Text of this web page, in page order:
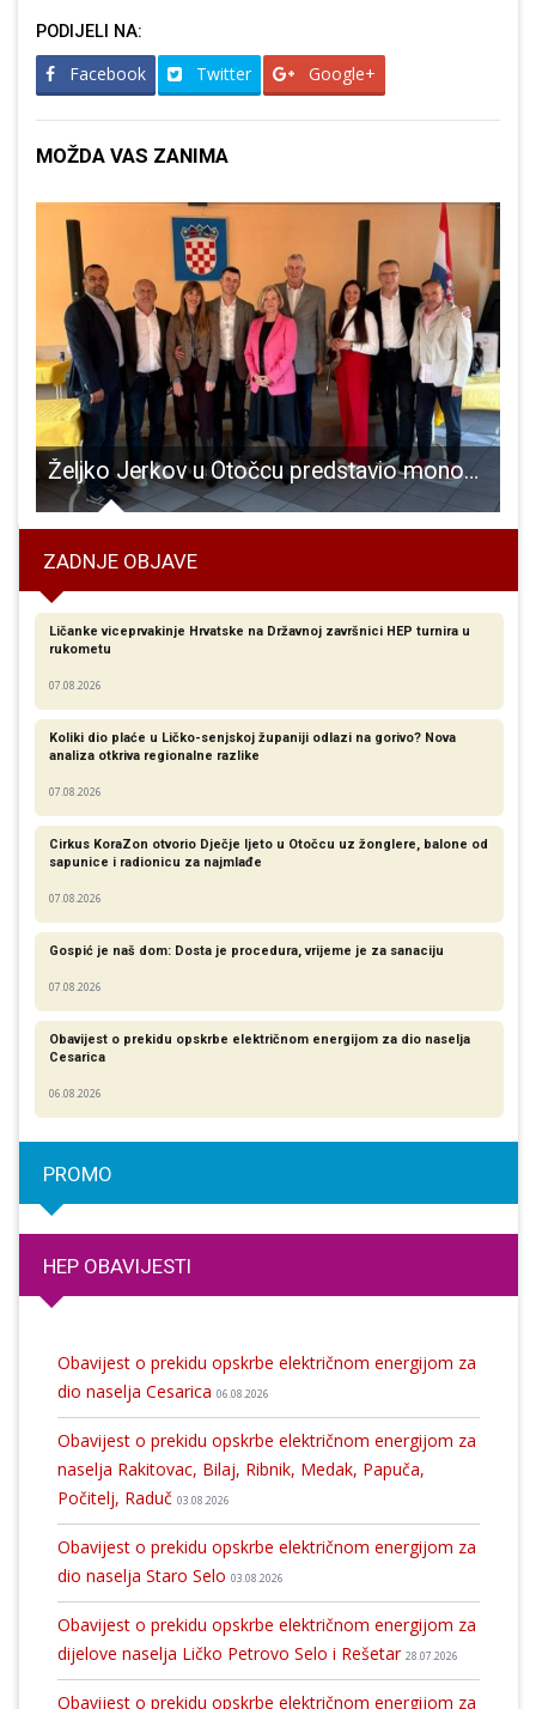
PODIJELI NA:
Facebook Twitter Google+
MOŽDA VAS ZANIMA
Željko Jerkov u Otočcu predstavio monografiju o bogatoj košarkaškoj karijeri
ZADNJE OBJAVE
Ličanke viceprvakinje Hrvatske na Državnoj završnici HEP turnira u
rukometu
07.08.2026
Koliki dio plaće u Ličko-senjskoj županiji odlazi na gorivo? Nova
analiza otkriva regionalne razlike​
07.08.2026
Cirkus KoraZon otvorio Dječje ljeto u Otočcu uz žonglere, balone od
sapunice i radionicu za najmlađe
07.08.2026
Gospić je naš dom: Dosta je procedura, vrijeme je za sanaciju
07.08.2026
Obavijest o prekidu opskrbe električnom energijom za dio naselja
Cesarica
06.08.2026
PROMO
HEP OBAVIJESTI
Obavijest o prekidu opskrbe električnom energijom za
dio naselja Cesarica 06.08.2026
Obavijest o prekidu opskrbe električnom energijom za
naselja Rakitovac, Bilaj, Ribnik, Medak, Papuča,
Počitelj, Raduč 03.08.2026
Obavijest o prekidu opskrbe električnom energijom za
dio naselja Staro Selo 03.08.2026
Obavijest o prekidu opskrbe električnom energijom za
dijelove naselja Ličko Petrovo Selo i Rešetar 28.07.2026
Obavijest o prekidu opskrbe električnom energijom za